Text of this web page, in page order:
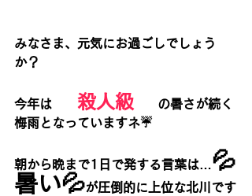
みなさま、元気にお過ごしでしょう
か？
今年は 殺人級
の暑さが続く
梅雨となっていますネ☔
朝から晩まで1日で発する言葉は… 💦
暑い💦が圧倒的に上位な北川です